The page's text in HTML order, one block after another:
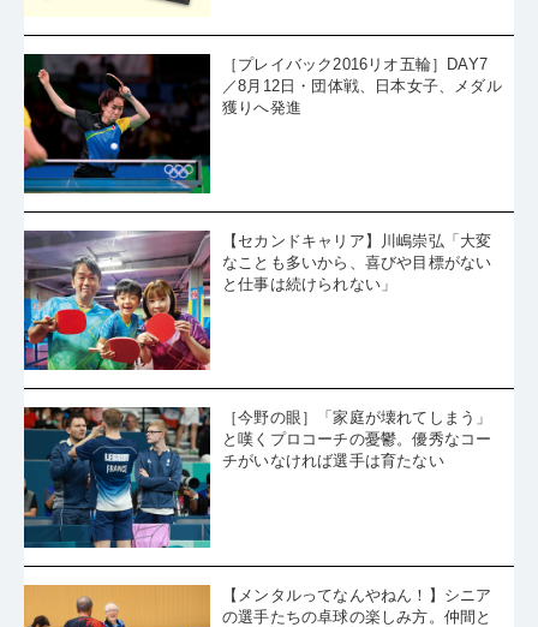
［プレイバック2016リオ五輪］DAY7
／8月12日・団体戦、日本女子、メダル
獲りへ発進
【セカンドキャリア】川嶋崇弘「大変
なことも多いから、喜びや目標がない
と仕事は続けられない」
［今野の眼］「家庭が壊れてしまう」
と嘆くプロコーチの憂鬱。優秀なコー
チがいなければ選手は育たない
【メンタルってなんやねん！】シニア
の選手たちの卓球の楽しみ方。仲間と